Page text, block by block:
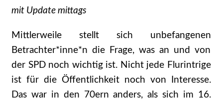
mit Update mittags
Mittlerweile stellt sich unbefangenen
Betrachter*inne*n die Frage, was an und von
der SPD noch wichtig ist. Nicht jede Flurintrige
ist für die Öffentlichkeit noch von Interesse.
Das war in den 70ern anders, als sich im 16.